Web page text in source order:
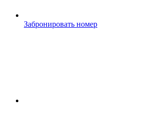
Забронировать номер